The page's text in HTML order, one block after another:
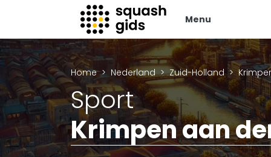
Menu
Squash Gids
Locaties
Organisaties
Winkels
Merken
Trainers
Laatste
Home Nederland Zuid-Holland
Sport
Krimpen aan